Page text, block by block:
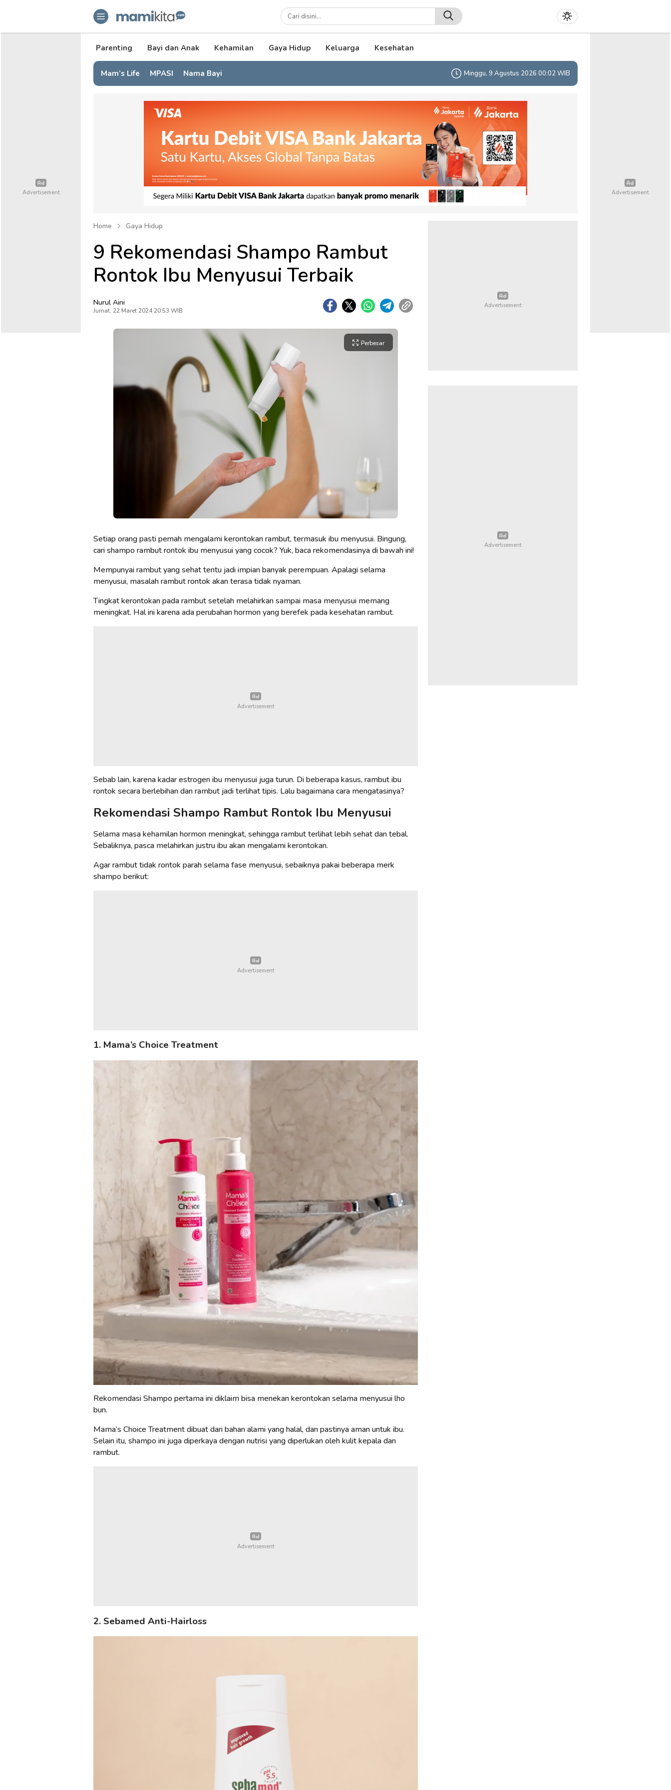
mamikita.com
Informasi Parenting untuk Mami Milenial
Parenting Bayi dan Anak Kehamilan Gaya Hidup Keluarga Kesehatan
Mam’s Life MPASI Nama Bayi Minggu, 9 Agustus 2026 00:02 WIB
Home Gaya Hidup
9 Rekomendasi Shampo Rambut
Rontok Ibu Menyusui Terbaik
Nurul Aini
Jumat, 22 Maret 2024 20:53 WIB
Perbesar
Setiap orang pasti pernah mengalami kerontokan rambut, termasuk ibu menyusui. Bingung,
cari shampo rambut rontok ibu menyusui yang cocok? Yuk, baca rekomendasinya di bawah ini!
Mempunyai rambut yang sehat tentu jadi impian banyak perempuan. Apalagi selama
menyusui, masalah rambut rontok akan terasa tidak nyaman.
Tingkat kerontokan pada rambut setelah melahirkan sampai masa menyusui memang
meningkat. Hal ini karena ada perubahan hormon yang berefek pada kesehatan rambut.
Sebab lain, karena kadar estrogen ibu menyusui juga turun. Di beberapa kasus, rambut ibu
rontok secara berlebihan dan rambut jadi terlihat tipis. Lalu bagaimana cara mengatasinya?
Rekomendasi Shampo Rambut Rontok Ibu Menyusui
Selama masa kehamilan hormon meningkat, sehingga rambut terlihat lebih sehat dan tebal.
Sebaliknya, pasca melahirkan justru ibu akan mengalami kerontokan.
Agar rambut tidak rontok parah selama fase menyusui, sebaiknya pakai beberapa merk
shampo berikut:
1. Mama’s Choice Treatment
Rekomendasi Shampo pertama ini diklaim bisa menekan kerontokan selama menyusui lho
bun.
Mama’s Choice Treatment dibuat dari bahan alami yang halal, dan pastinya aman untuk ibu.
Selain itu, shampo ini juga diperkaya dengan nutrisi yang diperlukan oleh kulit kepala dan
rambut.
2. Sebamed Anti-Hairloss